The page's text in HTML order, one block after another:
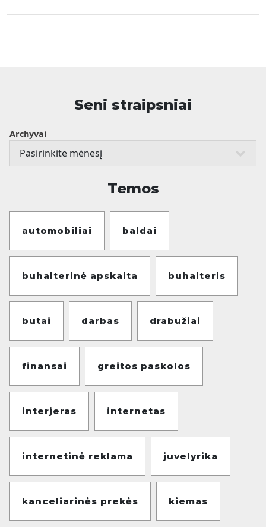
Seni straipsniai
Archyvai
Temos
automobiliai baldai
buhalterinė apskaita buhalteris
butai darbas drabužiai
finansai greitos paskolos
interjeras internetas
internetinė reklama juvelyrika
kanceliarinės prekės kiemas